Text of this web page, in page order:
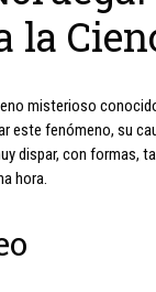
la
misterioso
este fenómeno, su
dispar, con formas,
hora.